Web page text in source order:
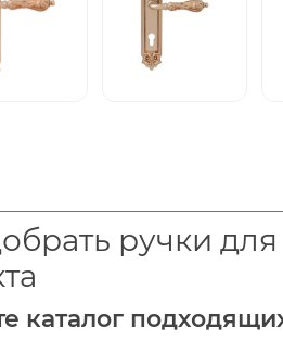
ручки для
каталог